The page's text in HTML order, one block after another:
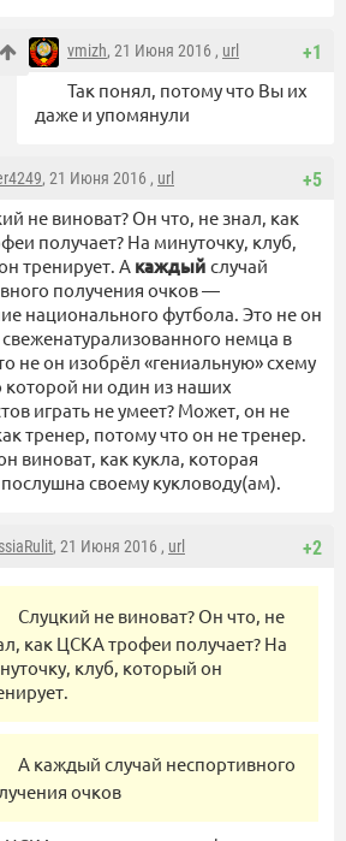
+1
vmizh, 21 Июня 2016 , url
Так понял, потому что Вы их
даже и упомянули
+5
, 21 Июня 2016 , url
не виноват? Он что, не знал, как
получает? На минуточку, клуб,
тренирует. А каждый случай
получения очков —
национального футбола. Это не он
немца в
не он изобрёл «гениальную» схему
которой ни один из наших
играть не умеет? Может, он не
тренер, потому что он не тренер.
виноват, как кукла, которая
своему кукловоду(ам).
+2
, 21 Июня 2016 , url
Слуцкий не виноват? Он что, не
как ЦСКА трофеи получает? На
клуб, который он
А каждый случай неспортивного
очков